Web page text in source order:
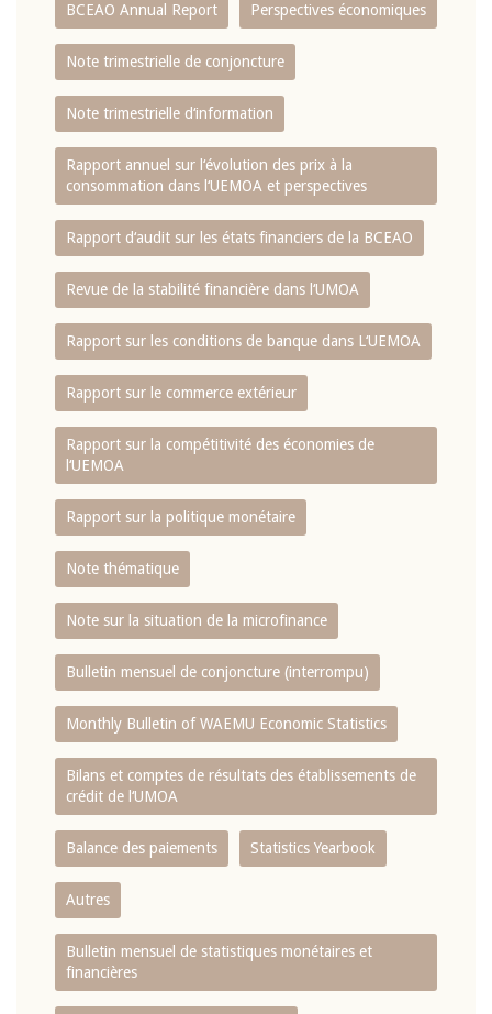
BCEAO Annual Report Perspectives économiques
Note trimestrielle de conjoncture
Note trimestrielle d‘information
Rapport annuel sur l‘évolution des prix à la
consommation dans l‘UEMOA et perspectives
Rapport d‘audit sur les états financiers de la BCEAO
Revue de la stabilité financière dans l‘UMOA
Rapport sur les conditions de banque dans L‘UEMOA
Rapport sur le commerce extérieur
Rapport sur la compétitivité des économies de
l‘UEMOA
Rapport sur la politique monétaire
Note thématique
Note sur la situation de la microfinance
Bulletin mensuel de conjoncture (interrompu)
Monthly Bulletin of WAEMU Economic Statistics
Bilans et comptes de résultats des établissements de
crédit de l‘UMOA
Balance des paiements Statistics Yearbook
Autres
Bulletin mensuel de statistiques monétaires et
financières